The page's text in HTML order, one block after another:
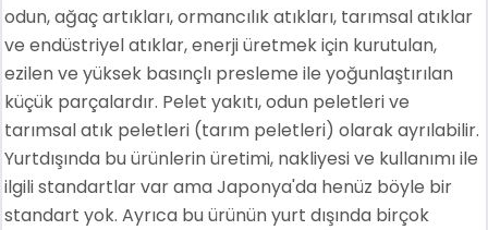
odun, ağaç artıkları, ormancılık atıkları, tarımsal atıklar
ve endüstriyel atıklar, enerji üretmek için kurutulan,
ezilen ve yüksek basınçlı presleme ile yoğunlaştırılan
küçük parçalardır. Pelet yakıtı, odun peletleri ve
tarımsal atık peletleri (tarım peletleri) olarak ayrılabilir.
Yurtdışında bu ürünlerin üretimi, nakliyesi ve kullanımı ile
ilgili standartlar var ama Japonya'da henüz böyle bir
standart yok. Ayrıca bu ürünün yurt dışında birçok